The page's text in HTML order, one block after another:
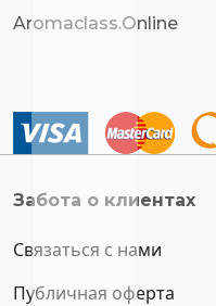
Aromaclass.Online
Забота о клиентах
Связаться с нами
Публичная оферта